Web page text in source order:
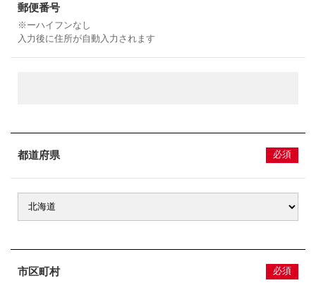
郵便番号
※ーハイフンなし
入力後に住所が自動入力されます
都道府県 必須
市区町村 必須